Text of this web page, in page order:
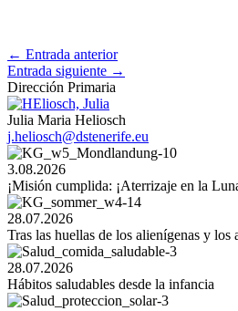
← Entrada anterior
Entrada siguiente →
Dirección Primaria
Julia Maria Heliosch
j.heliosch@dstenerife.eu
3.08.2026
¡Misión cumplida: ¡Aterrizaje en la
28.07.2026
Tras las huellas de los alienígenas y los
28.07.2026
Hábitos saludables desde la infancia